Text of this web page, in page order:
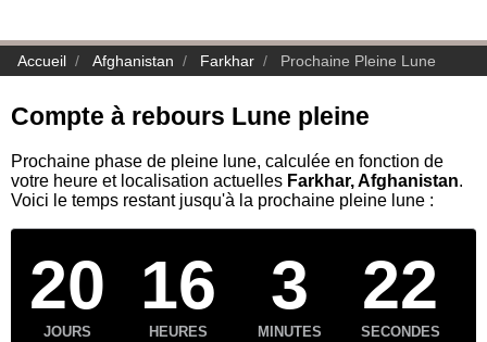
Accueil Afghanistan Farkhar Prochaine Pleine Lune
Compte à rebours Lune pleine
Prochaine phase de pleine lune, calculée en fonction de
votre heure et localisation actuelles Farkhar, Afghanistan.
Voici le temps restant jusqu'à la prochaine pleine lune :
20
JOURS
16
HEURES
3
MINUTES
22
SECONDES